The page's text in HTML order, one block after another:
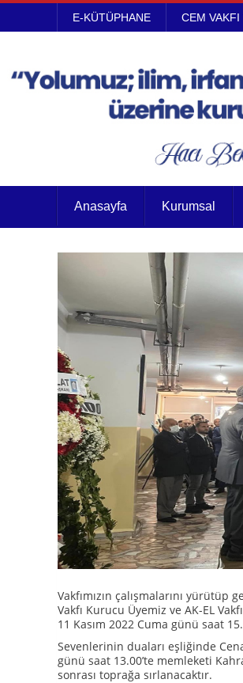
E-KÜTÜPHANE CEM VAKFI
Anasayfa Kurumsal
Vakfımızın çalışmalarını
Vakfı Kurucu Üyemiz ve AK-EL
11 Kasım 2022 Cuma günü saat
Sevenlerinin duaları eşliğinde
günü saat 13.00’te memleketi
sonrası toprağa sırlanacaktır.